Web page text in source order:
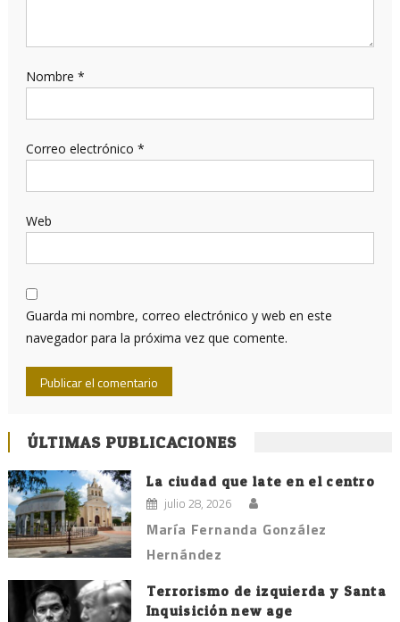
Nombre *
Correo electrónico *
Web
Guarda mi nombre, correo electrónico y web en este
navegador para la próxima vez que comente.
ÚLTIMAS PUBLICACIONES
La ciudad que late en el centro
julio 28, 2026
María Fernanda González
Hernández
Terrorismo de izquierda y Santa
Inquisición new age